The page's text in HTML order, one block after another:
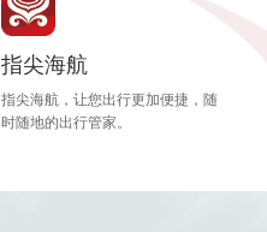
指尖海航
指尖海航，让您出行更加便捷，随
时随地的出行管家。